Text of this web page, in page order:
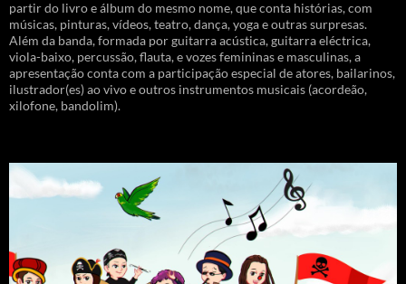
partir do livro e álbum do mesmo nome, que conta histórias, com
músicas, pinturas, vídeos, teatro, dança, yoga e outras surpresas.
Além da banda, formada por guitarra acústica, guitarra eléctrica,
viola-baixo, percussão, flauta, e vozes femininas e masculinas, a
apresentação conta com a participação especial de atores, bailarinos,
ilustrador(es) ao vivo e outros instrumentos musicais (acordeão,
xilofone, bandolim).